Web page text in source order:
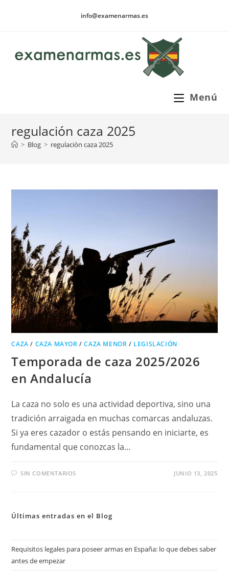
info@examenarmas.es
Menú
regulación caza 2025
> Blog > regulación caza 2025
CAZA / CAZA MAYOR /CAZA MENOR / LEGISLACIÓN
Temporada de caza 2025/2026
en Andalucía
La caza no solo es una actividad deportiva, sino una
tradición arraigada en muchas comarcas andaluzas.
Si ya eres cazador o estás pensando en iniciarte, es
fundamental que conozcas la…
SIN COMENTARIOS JUNIO 13, 2025
Últimas entradas en el Blog
Requisitos legales para poseer armas en España: lo que debes saber
antes de empezar